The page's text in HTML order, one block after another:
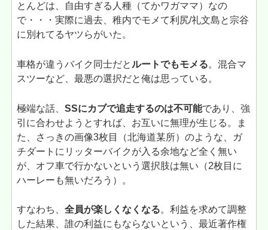
とんどは、自由すぎる人種（てかワガママ）なの
で・・・実際に過去、稚内でモメて利尻/礼文島と宗谷
に別れてるヤツらがいた。
車格が違うバイク同士だと ルートでもモメる。混合マ
スツーなど、最悪の選択だと俺は思っている。
極端な話、SSにカブで追走するのは不可能であり、強
引に合わせようとすれば、お互いに無理が生じる。ま
た、さっきの画像3枚目（北海道某所）のような、ガ
チダートにリッターバイクが入る余地など全く無い
が、オフ車で行かないという選択肢は無い（2枚目に
ハーレーも無いだろう）。
すなわち、全員が楽しくなくなる。利益を求めて調整
した結果、誰の利益にもならないという、最近著作権